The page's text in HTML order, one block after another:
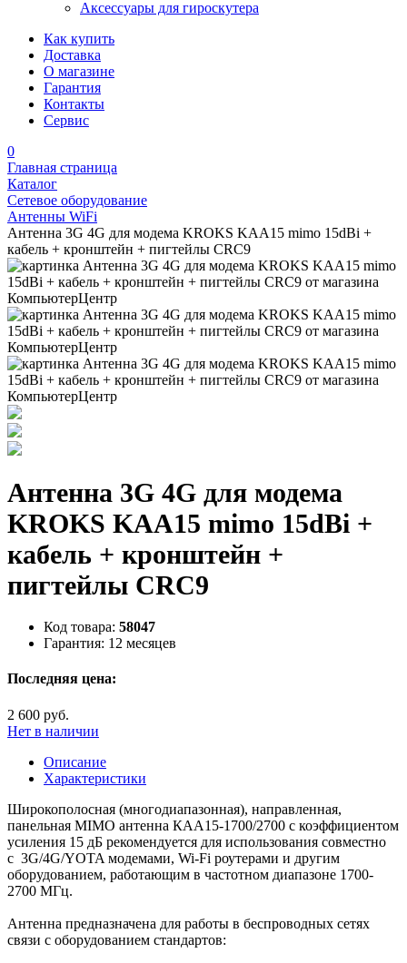
Аксессуары для гироскутера
Как купить
Доставка
О магазине
Гарантия
Контакты
Сервис
0
Главная страница
Каталог
Сетевое оборудование
Антенны WiFi
Антенна 3G 4G для модема KROKS KAA15 mimo 15dBi +
кабель + кронштейн + пигтейлы CRC9
Антенна 3G 4G для модема
KROKS KAA15 mimo 15dBi +
кабель + кронштейн +
пигтейлы CRC9
Код товара: 58047
Гарантия: 12 месяцев
Последняя цена:
2 600 руб.
Нет в наличии
Описание
Характеристики
Широкополосная (многодиапазонная), направленная,
панельная MIMO антенна КАА15-1700/2700 с коэффициентом
усиления 15 дБ рекомендуется для использования совместно
с 3G/4G/YOTA модемами, Wi-Fi роутерами и другим
оборудованием, работающим в частотном диапазоне 1700-
2700 МГц.
Антенна предназначена для работы в беспроводных сетях
связи с оборудованием стандартов: